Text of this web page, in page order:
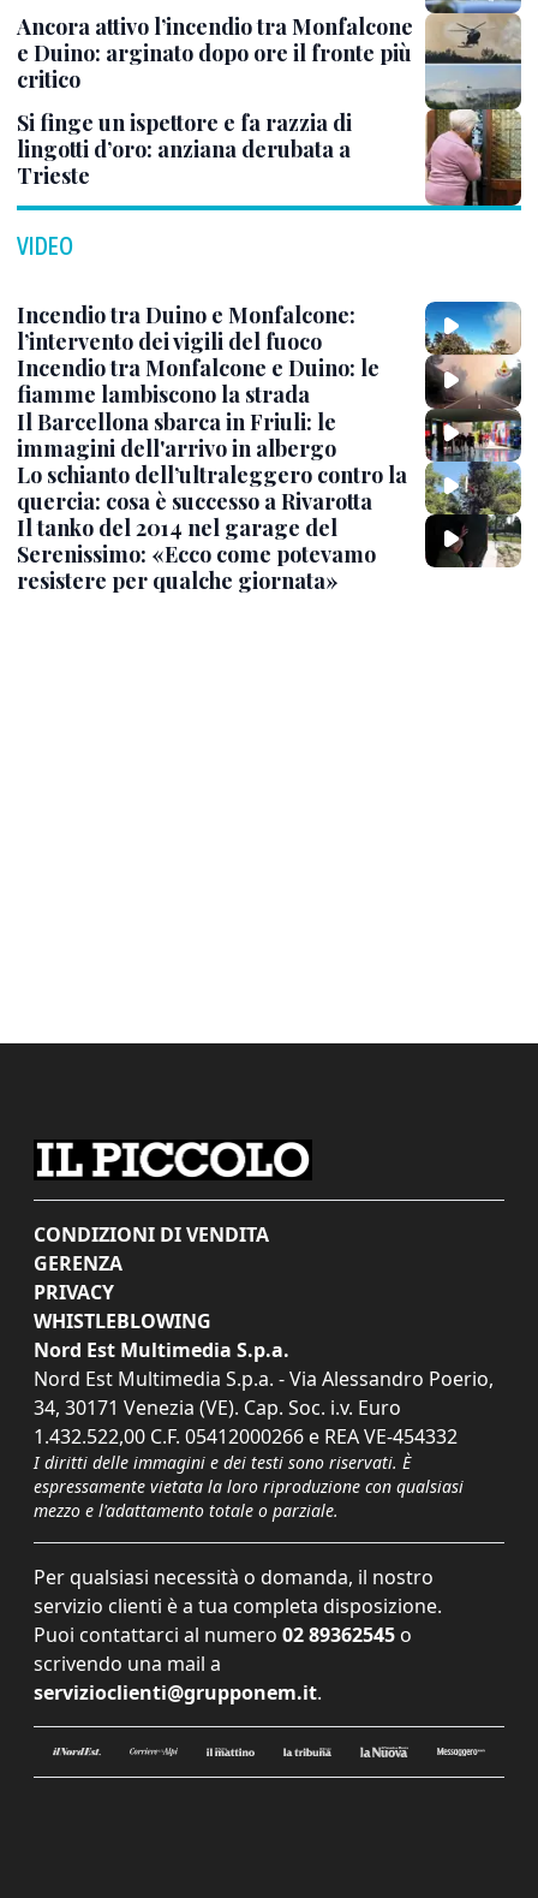
Ancora attivo l’incendio tra Monfalcone
e Duino: arginato dopo ore il fronte più
critico
Si finge un ispettore e fa razzia di
lingotti d’oro: anziana derubata a
Trieste
VIDEO
Incendio tra Duino e Monfalcone:
l’intervento dei vigili del fuoco
Incendio tra Monfalcone e Duino: le
fiamme lambiscono la strada
Il Barcellona sbarca in Friuli: le
immagini dell'arrivo in albergo
Lo schianto dell’ultraleggero contro la
quercia: cosa è successo a Rivarotta
Il tanko del 2014 nel garage del
Serenissimo: «Ecco come potevamo
resistere per qualche giornata»
CONDIZIONI DI VENDITA
GERENZA
PRIVACY
WHISTLEBLOWING
Nord Est Multimedia S.p.a.
Nord Est Multimedia S.p.a. - Via Alessandro Poerio,
34, 30171 Venezia (VE). Cap. Soc. i.v. Euro
1.432.522,00 C.F. 05412000266 e REA VE-454332
I diritti delle immagini e dei testi sono riservati. È
espressamente vietata la loro riproduzione con qualsiasi
mezzo e l'adattamento totale o parziale.
Per qualsiasi necessità o domanda, il nostro
servizio clienti è a tua completa disposizione.
Puoi contattarci al numero 02 89362545 o
scrivendo una mail a
servizioclienti@grupponem.it.